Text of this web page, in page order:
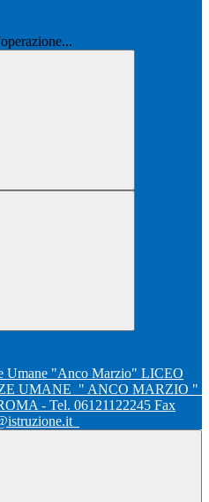
LICEO
UMANE " ANCO MARZIO "
- Tel. 06121122245 Fax